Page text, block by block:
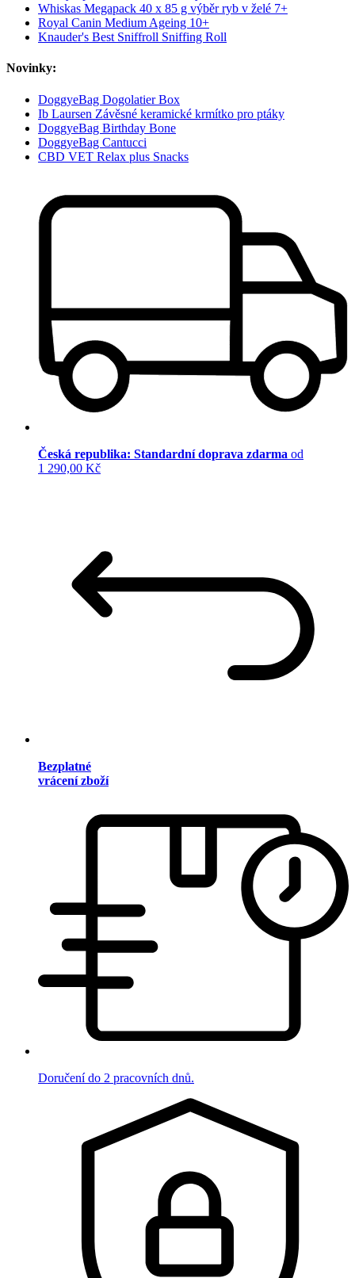
Whiskas Megapack 40 x 85 g výběr ryb v želé 7+
Royal Canin Medium Ageing 10+
Knauder's Best Sniffroll Sniffing Roll
Novinky:
DoggyeBag Dogolatier Box
Ib Laursen Závěsné keramické krmítko pro ptáky
DoggyeBag Birthday Bone
DoggyeBag Cantucci
CBD VET Relax plus Snacks
Česká republika: Standardní doprava zdarma od
1 290,00 Kč
Bezplatné
vrácení zboží
Doručení do 2 pracovních dnů.